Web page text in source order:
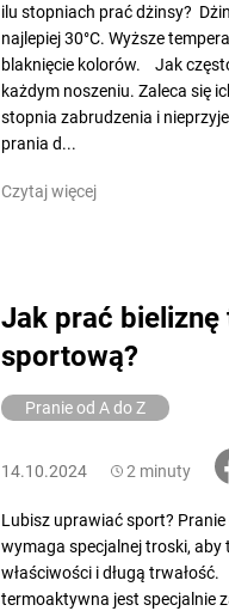
ilu stopniach prać dżinsy?
najlepiej 30°C. Wyższe
blaknięcie kolorów. Jak
każdym noszeniu. Zaleca się
stopnia zabrudzenia i
prania d...
Czytaj więcej
Jak prać
sportową?
Pranie od A do Z
14.10.2024 2 minuty
Lubisz uprawiać sport?
wymaga specjalnej troski, aby
właściwości i długą
termoaktywna jest specjalnie